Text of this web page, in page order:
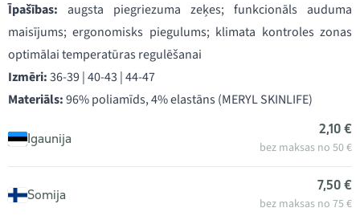
Īpašības: augsta piegriezuma zeķes; funkcionāls auduma
maisījums; ergonomisks piegulums; klimata kontroles zonas
optimālai temperatūras regulēšanai
Izmēri:36-39 | 40-43 | 44-47
Materiāls:96% poliamīds, 4% elastāns (MERYL SKINLIFE)
Igaunija
2,10 €
bez maksas no 50 €
Somija
7,50 €
bez maksas no 75 €